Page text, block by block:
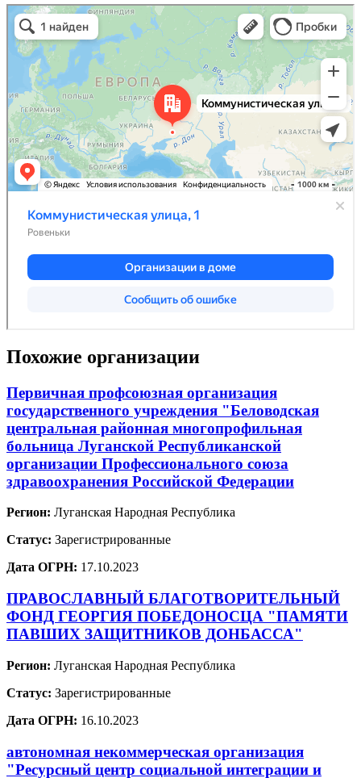
Похожие организации
Первичная профсоюзная организация
государственного учреждения "Беловодская
центральная районная многопрофильная
больница Луганской Республиканской
организации Профессионального союза
здравоохранения Российской Федерации
Регион: Луганская Народная Республика
Статус: Зарегистрированные
Дата ОГРН: 17.10.2023
ПРАВОСЛАВНЫЙ БЛАГОТВОРИТЕЛЬНЫЙ
ФОНД ГЕОРГИЯ ПОБЕДОНОСЦА "ПАМЯТИ
ПАВШИХ ЗАЩИТНИКОВ ДОНБАССА"
Регион: Луганская Народная Республика
Статус: Зарегистрированные
Дата ОГРН: 16.10.2023
автономная некоммерческая организация
"Ресурсный центр социальной интеграции и